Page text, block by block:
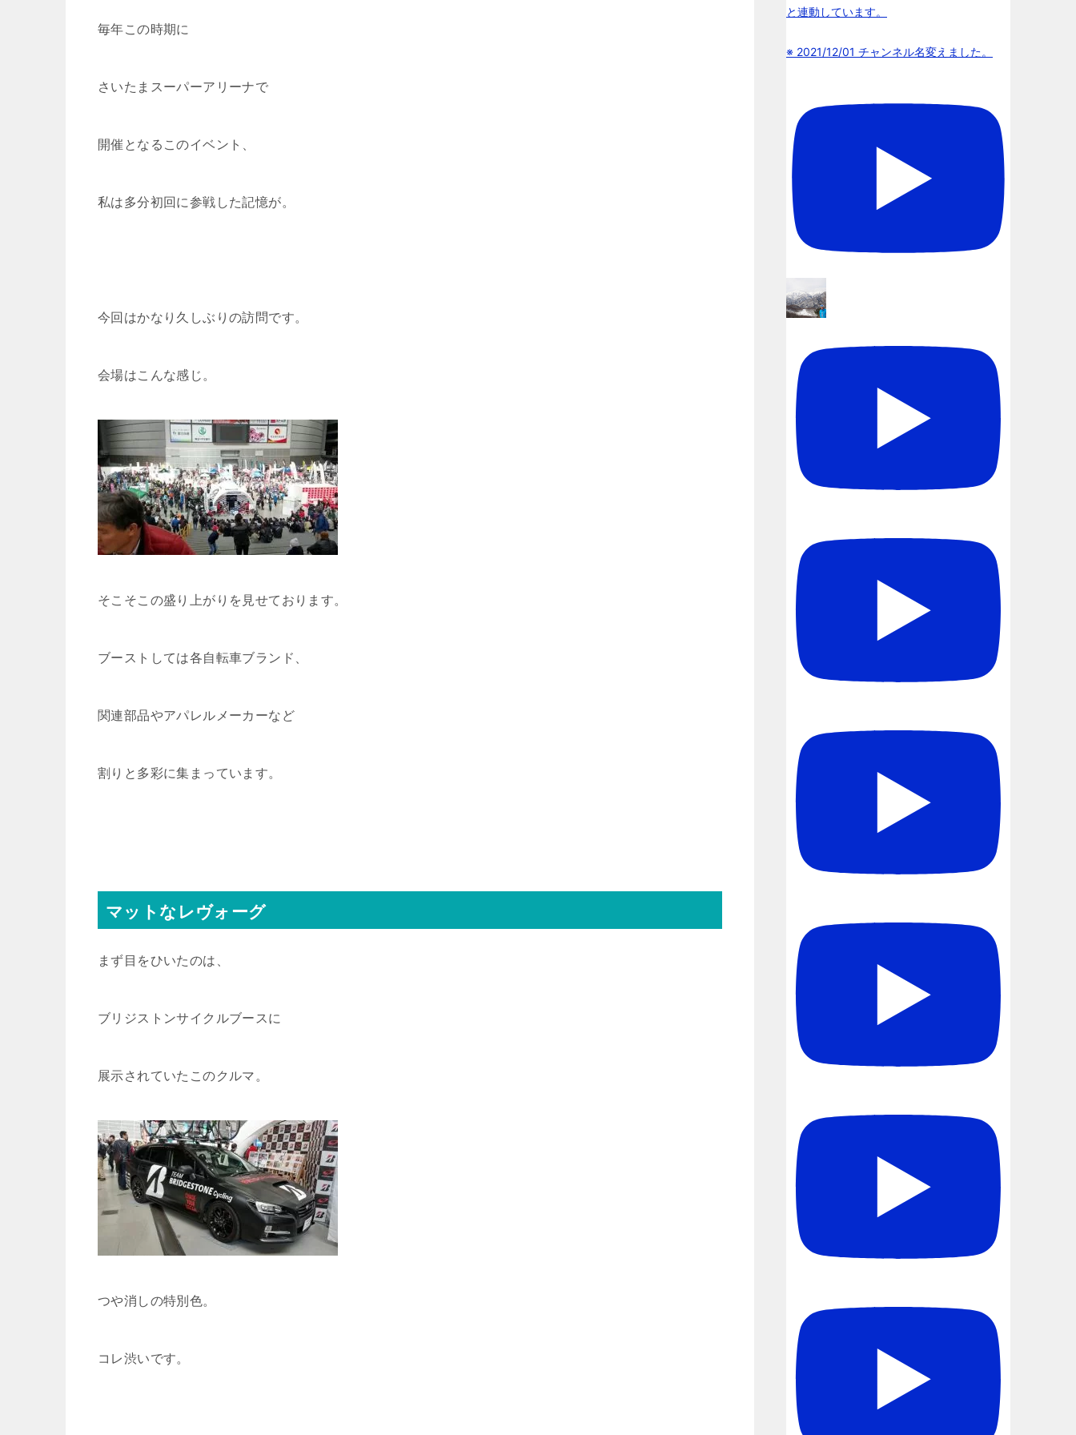
毎年この時期に
さいたまスーパーアリーナで
開催となるこのイベント、
私は多分初回に参戦した記憶が。
今回はかなり久しぶりの訪問です。
会場はこんな感じ。
そこそこの盛り上がりを見せております。
ブーストしては各自転車ブランド、
関連部品やアパレルメーカーなど
割りと多彩に集まっています。
マットなレヴォーグ
まず目をひいたのは、
ブリジストンサイクルブースに
展示されていたこのクルマ。
つや消しの特別色。
コレ渋いです。
と連動しています。
※ 2021/12/01 チャンネル名変えました。